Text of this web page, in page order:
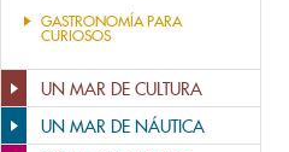
GASTRONOMÍA PARA
CURIOSOS
UN MAR DE CULTURA
UN MAR DE NÁUTICA